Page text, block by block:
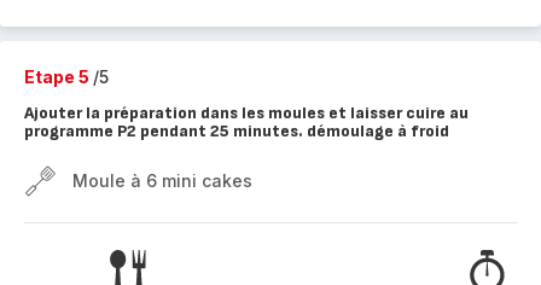
Etape 5 /5
Ajouter la préparation dans les moules et laisser cuire au
programme P2 pendant 25 minutes. démoulage à froid
Moule à 6 mini cakes